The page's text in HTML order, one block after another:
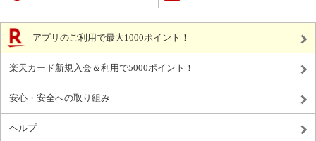
アプリのご利用で最大1000ポイント！
楽天カード新規入会＆利用で5000ポイント！
安心・安全への取り組み
ヘルプ